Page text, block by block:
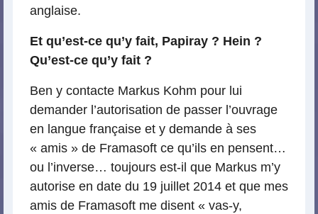
anglaise.
Et qu’est-ce qu’y fait, Papiray ? Hein ?
Qu’est-ce qu’y fait ?
Ben y contacte Markus Kohm pour lui
demander l’autorisation de passer l’ouvrage
en langue française et y demande à ses
« amis » de Framasoft ce qu’ils en pensent…
ou l’inverse… toujours est-il que Markus m’y
autorise en date du 19 juillet 2014 et que mes
amis de Framasoft me disent « vas-y,